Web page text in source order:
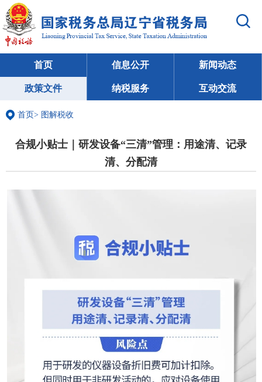
首页 信息公开 新闻动态
政策文件 纳税服务 互动交流
首页> 图解税收
合规小贴士｜研发设备“三清”管理：用途清、记录
清、分配清